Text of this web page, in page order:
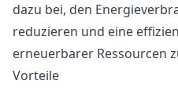
dazu bei, den
reduzieren und eine
erneuerbarer Ressourcen
Vorteile